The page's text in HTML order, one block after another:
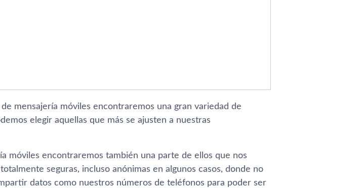
mensajería móviles encontraremos una gran variedad de
elegir aquellas que más se ajusten a nuestras
móviles encontraremos también una parte de ellos que nos
seguras, incluso anónimas en algunos casos, donde no
datos como nuestros números de teléfonos para poder ser